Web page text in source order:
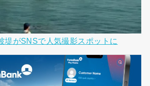
堤がSNSで人気撮影スポットに